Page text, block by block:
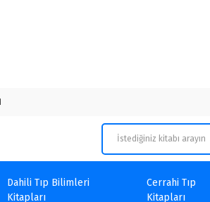
Dahili Tıp Bilimleri
Kitapları
Cerrahi Tıp
Kitapları